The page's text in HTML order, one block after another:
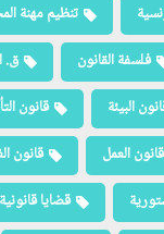
تنظيم مهنة
فلسفة القانون ق.
البيئة قانون
قانون العمل قانون
قضايا قانونية